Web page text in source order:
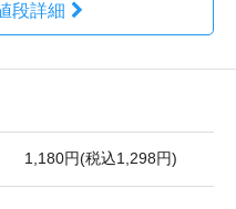
段詳細
1,180円(税込1,298円)